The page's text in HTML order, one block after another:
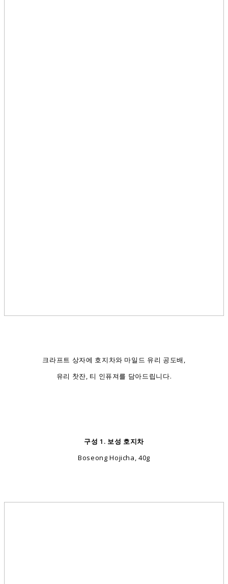
크라프트 상자에 호지차와 마일드 유리 공도배,
유리 찻잔, 티 인퓨져를 담아드립니다.
구성 1. 보성 호지차
Boseong Hojicha, 40g